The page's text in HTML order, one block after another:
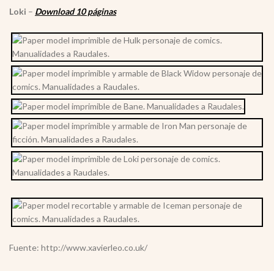
Loki – Download 10 páginas
Fuente: http://www.xavierleo.co.uk/